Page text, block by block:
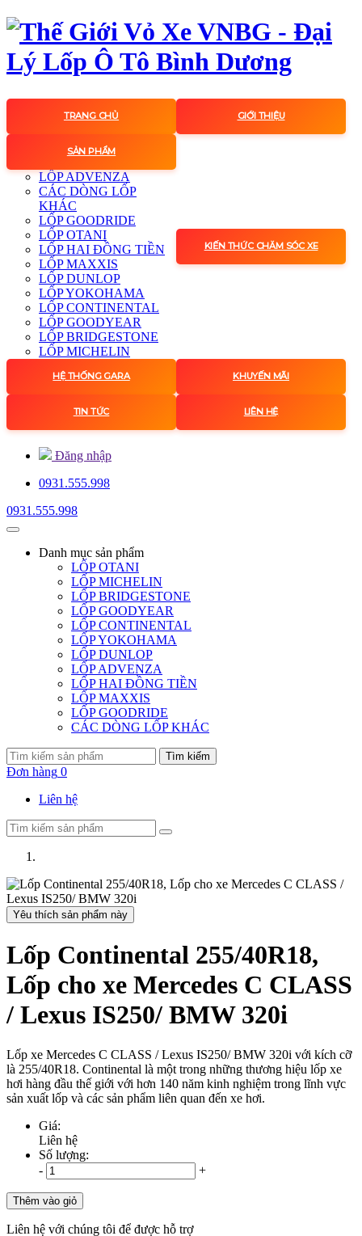
TRANG CHỦ GIỚI THIỆU
SẢN PHẨM
LỐP ADVENZA
CÁC DÒNG LỐP
KHÁC
LỐP GOODRIDE
LỐP OTANI
LỐP HAI ĐỒNG TIỀN
LỐP MAXXIS
LỐP DUNLOP
LỐP YOKOHAMA
LỐP CONTINENTAL
LỐP GOODYEAR
LỐP BRIDGESTONE
LỐP MICHELIN
KIẾN THỨC CHĂM SÓC XE
HỆ THỐNG GARA KHUYẾN MÃI
TIN TỨC LIÊN HỆ
Đăng nhập
0931.555.998
0931.555.998
Danh mục sản phẩm
LỐP OTANI
LỐP MICHELIN
LỐP BRIDGESTONE
LỐP GOODYEAR
LỐP CONTINENTAL
LỐP YOKOHAMA
LỐP DUNLOP
LỐP ADVENZA
LỐP HAI ĐỒNG TIỀN
LỐP MAXXIS
LỐP GOODRIDE
CÁC DÒNG LỐP KHÁC
Tìm kiếm
Đơn hàng 0
Liên hệ
Yêu thích sản phẩm này
Lốp Continental 255/40R18,
Lốp cho xe Mercedes C CLASS
/ Lexus IS250/ BMW 320i
Lốp xe Mercedes C CLASS / Lexus IS250/ BMW 320i với kích cỡ
là 255/40R18. Continental là một trong những thương hiệu lốp xe
hơi hàng đầu thế giới với hơn 140 năm kinh nghiệm trong lĩnh vực
sản xuất lốp và các sản phẩm liên quan đến xe hơi.
Giá:
Liên hệ
Số lượng:
-
+
Thêm vào giỏ
Liên hệ với chúng tôi để được hỗ trợ